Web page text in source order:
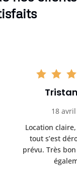
tarifs justes,
déroulé comme
service client